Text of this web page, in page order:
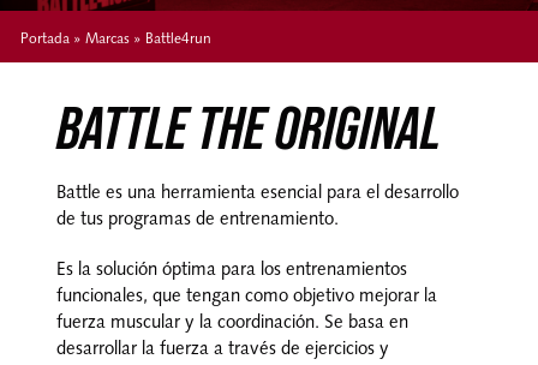
Proyectos
Sinergias
Nosotros
Contacto
Mi cuenta
Portada »Marcas » Battle4run
BATTLE THE ORIGINAL
Battle es una herramienta esencial para el desarrollo
de tus programas de entrenamiento.
Es la solución óptima para los entrenamientos
funcionales, que tengan como objetivo mejorar la
fuerza muscular y la coordinación. Se basa en
desarrollar la fuerza a través de ejercicios y